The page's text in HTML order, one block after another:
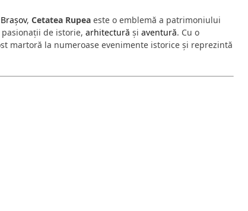
Brașov, Cetatea Rupea este o emblemă a patrimoniului
de istorie, arhitectură și aventură. Cu o
martoră la numeroase evenimente istorice și reprezintă